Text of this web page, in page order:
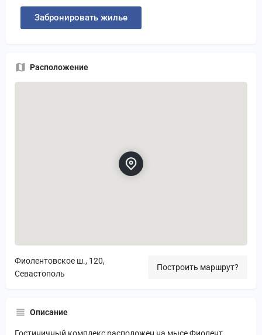
Забронировать жилье
Расположение
Фиолентовское ш., 120,
Севастополь
Построить маршрут?
Описание